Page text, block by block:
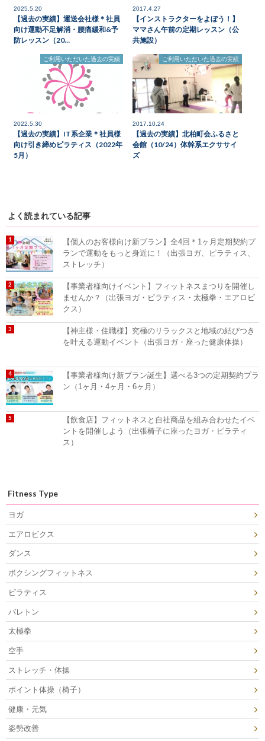
2025.5.20
【過去の実績】運送会社様＊社員
向け運動不足解消・腰痛緩和&予
防レッスン（20…
2017.4.27
【インストラクターをよぼう！】
ママさん午前の定期レッスン（公
共施設）
ご利用いただいた過去の実績
2022.5.30
【過去の実績】IT系企業＊社員様
向け引き締めピラティス（2022年
5月）
ご利用いただいた過去の実績
2017.10.24
【過去の実績】北柏町会ふるさと
会館（10/24）体幹系エクササイ
ズ
よく読まれている記事
【個人のお客様向け新プラン】全4回＊1ヶ月定期契約プ
ランで運動をもっと身近に！（出張ヨガ、ピラティス、
ストレッチ）
【事業者様向けイベント】フィットネスまつりを開催し
ませんか？（出張ヨガ・ピラティス・太極拳・エアロビ
クス）
【神主様・住職様】究極のリラックスと地域の結びつき
を叶える運動イベント（出張ヨガ・座った健康体操）
【事業者様向け新プラン誕生】選べる3つの定期契約プラ
ン（1ヶ月・4ヶ月・6ヶ月）
【飲食店】フィットネスと自社商品を組み合わせたイベ
ントを開催しよう（出張椅子に座ったヨガ・ピラティ
ス）
Fitness Type
ヨガ
エアロビクス
ダンス
ボクシングフィットネス
ピラティス
バレトン
太極拳
空手
ストレッチ・体操
ポイント体操（椅子）
健康・元気
姿勢改善